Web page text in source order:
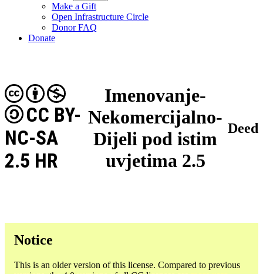
Make a Gift
Open Infrastructure Circle
Donor FAQ
Donate
Imenovanje-
Nekomercijalno-
Dijeli pod istim
uvjetima 2.5
CC BY-
NC-SA
2.5 HR
Deed
Notice
This is an older version of this license. Compared to previous